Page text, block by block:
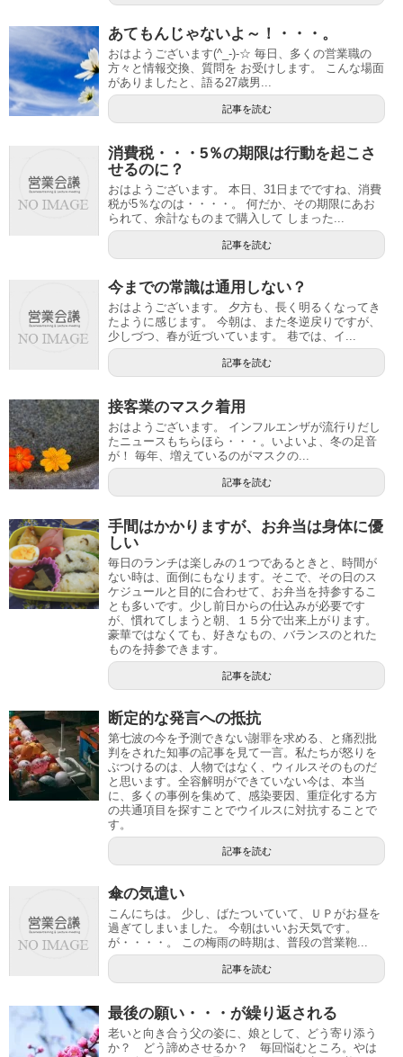
あてもんじゃないよ～！・・・。
おはようございます(^_-)-☆ 毎日、多くの営業職の
方々と情報交換、質問を お受けします。 こんな場面
がありましたと、語る27歳男...
記事を読む
消費税・・・5％の期限は行動を起こさ
せるのに？
おはようございます。 本日、31日までですね、消費
税が5％なのは・・・・。 何だか、その期限にあお
られて、余計なものまで購入して しまった...
記事を読む
今までの常識は通用しない？
おはようございます。 夕方も、長く明るくなってき
たように感じます。 今朝は、また冬逆戻りですが、
少しづつ、春が近づいています。 巷では、イ...
記事を読む
接客業のマスク着用
おはようございます。 インフルエンザが流行りだし
たニュースもちらほら・・・。いよいよ、冬の足音
が！ 毎年、増えているのがマスクの...
記事を読む
手間はかかりますが、お弁当は身体に優
しい
毎日のランチは楽しみの１つであるときと、時間が
ない時は、面倒にもなります。そこで、その日のス
ケジュールと目的に合わせて、お弁当を持参するこ
とも多いです。少し前日からの仕込みが必要です
が、慣れてしまうと朝、１５分で出来上がります。
豪華ではなくても、好きなもの、バランスのとれた
ものを持参できます。
記事を読む
断定的な発言への抵抗
第七波の今を予測できない謝罪を求める、と痛烈批
判をされた知事の記事を見て一言。私たちが怒りを
ぶつけるのは、人物ではなく、ウィルスそのものだ
と思います。全容解明ができていない今は、本当
に、多くの事例を集めて、感染要因、重症化する方
の共通項目を探すことでウイルスに対抗することで
す。
記事を読む
傘の気遣い
こんにちは。 少し、ばたついていて、ＵＰがお昼を
過ぎてしまいました。 今朝はいいお天気です。
が・・・・。 この梅雨の時期は、普段の営業鞄...
記事を読む
最後の願い・・・が繰り返される
老いと向き合う父の姿に、娘として、どう寄り添う
か？ どう諦めさせるか？ 毎回悩むところ。やは